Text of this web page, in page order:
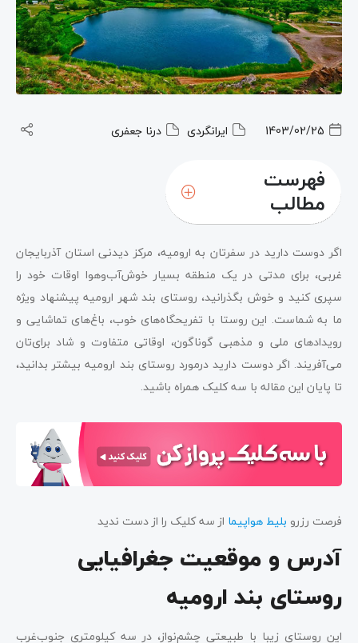
1403/02/25 ایرانگردی درنا جعفری
فهرست
مطالب
اگر دوست دارید در سفرتان به ارومیه، مرکز دیدنی استان آذربایجان
غربی، برای مدتی در یک منطقه بسیار خوش‌آب‌وهوا اوقات خود را
سپری کنید و خوش بگذرانید، روستای بند شهر ارومیه پیشنهاد ویژه
ما به شماست. این روستا با تفریحگاه‌های خوب، باغ‌های تماشایی و
رویدادهای ملی و مذهبی گوناگون، اوقاتی متفاوت و شاد برای‌تان
می‌آفریند. اگر دوست دارید درمورد روستای بند ارومیه بیشتر بدانید،
تا پایان این مقاله با سه کلیک همراه باشید.
فرصت رزرو بلیط هواپیما از سه کلیک را از دست ندید
آدرس و موقعیت جغرافیایی
روستای بند ارومیه
این روستای زیبا با طبیعتی چشم‌نواز، در سه کیلومتری جنوب‌غرب